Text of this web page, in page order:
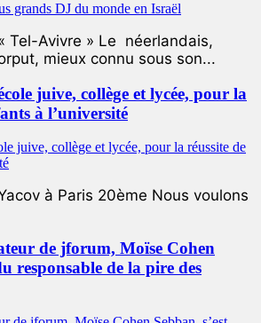
Tel-Avivre » Le néerlandais,
mieux connu sous son...
juive, collège et lycée, pour la
à l’université
à Paris 20ème Nous voulons
de jforum, Moïse Cohen
responsable de la pire des